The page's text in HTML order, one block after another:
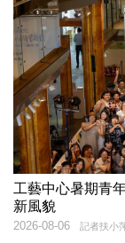
工藝中心暑期青
新風貌
記者扶小
2026-08-06